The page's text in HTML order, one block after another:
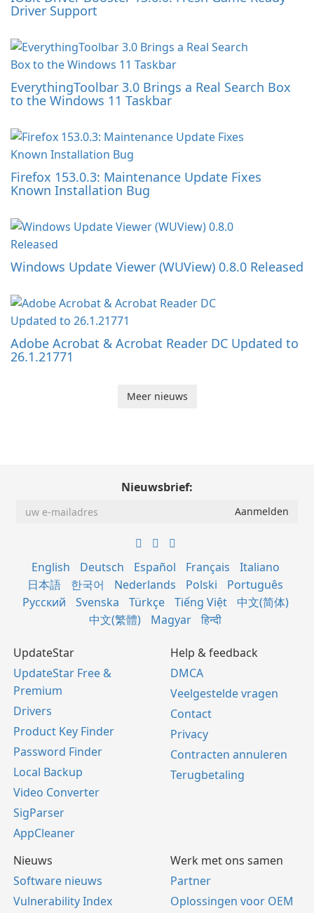
Driver Support
EverythingToolbar 3.0 Brings a Real Search Box
to the Windows 11 Taskbar
Firefox 153.0.3: Maintenance Update Fixes
Known Installation Bug
Windows Update Viewer (WUView) 0.8.0 Released
Adobe Acrobat & Acrobat Reader DC Updated to
26.1.21771
Meer nieuws
Nieuwsbrief:
English Deutsch Español Français
Italiano
日本語
한국어 Nederlands Polski
Português
Русский
Svenska Türkçe Tiếng Việt
中文(简体)
中文(繁體)
Magyar हिन्दी
UpdateStar
UpdateStar Free &
Premium
Drivers
Product Key Finder
Password Finder
Local Backup
Video Converter
SigParser
AppCleaner
Help & feedback
DMCA
Veelgestelde vragen
Contact
Privacy
Contracten annuleren
Terugbetaling
Nieuws
Software nieuws
Vulnerability Index
Werk met ons samen
Partner
Oplossingen voor OEM